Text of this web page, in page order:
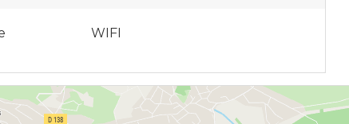
WIFI